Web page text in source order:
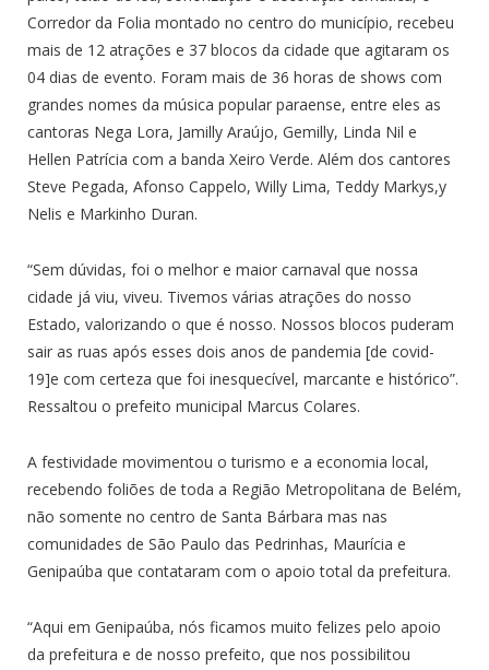
Corredor da Folia montado no centro do município, recebeu
mais de 12 atrações e 37 blocos da cidade que agitaram os
04 dias de evento. Foram mais de 36 horas de shows com
grandes nomes da música popular paraense, entre eles as
cantoras Nega Lora, Jamilly Araújo, Gemilly, Linda Nil e
Hellen Patrícia com a banda Xeiro Verde. Além dos cantores
Steve Pegada, Afonso Cappelo, Willy Lima, Teddy Markys,y
Nelis e Markinho Duran.
“Sem dúvidas, foi o melhor e maior carnaval que nossa
cidade já viu, viveu. Tivemos várias atrações do nosso
Estado, valorizando o que é nosso. Nossos blocos puderam
sair as ruas após esses dois anos de pandemia [de covid-
19]e com certeza que foi inesquecível, marcante e histórico”.
Ressaltou o prefeito municipal Marcus Colares.
A festividade movimentou o turismo e a economia local,
recebendo foliões de toda a Região Metropolitana de Belém,
não somente no centro de Santa Bárbara mas nas
comunidades de São Paulo das Pedrinhas, Maurícia e
Genipaúba que contataram com o apoio total da prefeitura.
“Aqui em Genipaúba, nós ficamos muito felizes pelo apoio
da prefeitura e de nosso prefeito, que nos possibilitou